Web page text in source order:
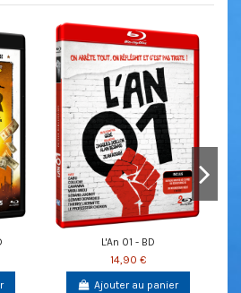
L'An 01 - BD
14,90 €
Ajouter au panier